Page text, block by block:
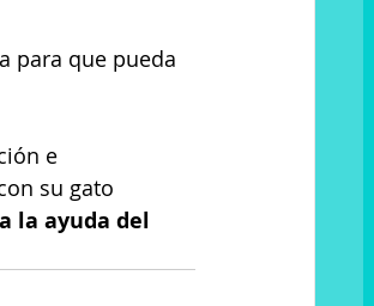
para que pueda
e
su gato
la ayuda del